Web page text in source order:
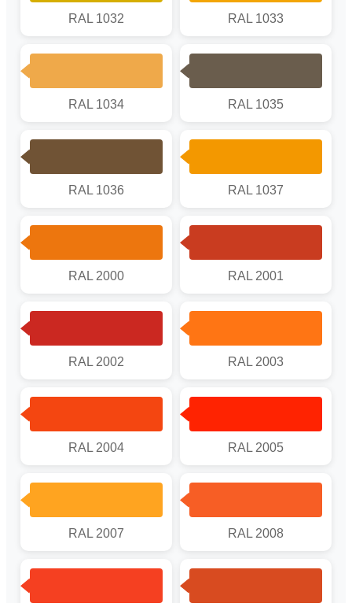
RAL 1032 RAL 1033
RAL 1034 RAL 1035
RAL 1036 RAL 1037
RAL 2000 RAL 2001
RAL 2002 RAL 2003
RAL 2004 RAL 2005
RAL 2007 RAL 2008